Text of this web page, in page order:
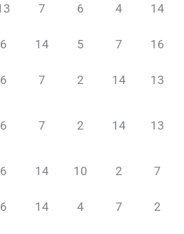
7 6 4 14
6 14 5 7 16
6 7 2 14 13
6 7 2 14 13
6 14 10 2 7
6 14 4 7 2